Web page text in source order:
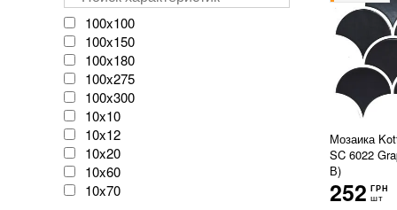
Мозаика
SC 6022
В)
252 ГРН
шт
Velloza
Vitacer
Vivacer
WOW
Zeus Ceramica
iKeramix
100x100
100x150
100x180
100x275
100x300
10x10
10x12
10x20
10x60
10x70